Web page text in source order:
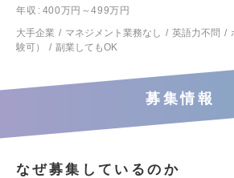
年収
400万円～499万円
大手企業
マネジメント業務なし 英語力不問
験可）
副業してもOK
募集情報
なぜ募集しているのか